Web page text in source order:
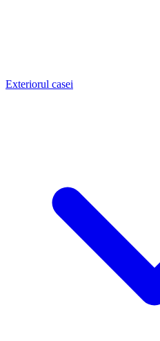
Exteriorul casei